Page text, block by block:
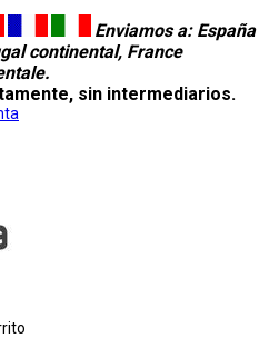
Enviamos a: España
continental, France
sin intermediarios.